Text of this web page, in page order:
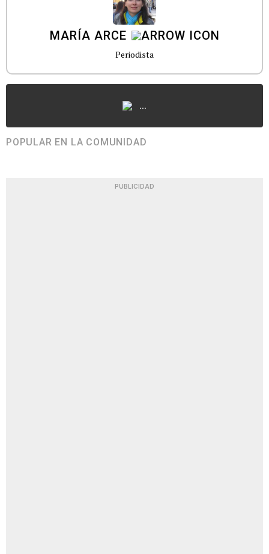
MARÍA ARCE
Periodista
...
POPULAR EN LA COMUNIDAD
PUBLICIDAD